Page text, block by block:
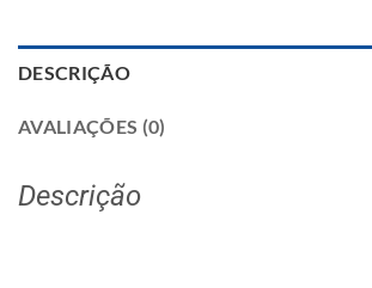
DESCRIÇÃO
AVALIAÇÕES (0)
Descrição